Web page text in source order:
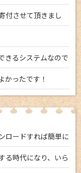
付させて頂きまし
きるシステムなので
かったです！
ロードすれば簡単に
る時代になり、いら